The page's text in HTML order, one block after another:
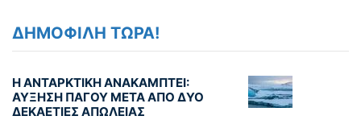
ΔΗΜΟΦΙΛΗ ΤΩΡΑ!
Η ΑΝΤΑΡΚΤΙΚΗ ΑΝΑΚΑΜΠΤΕΙ:
ΑΥΞΗΣΗ ΠΑΓΟΥ ΜΕΤΑ ΑΠΟ ΔΥΟ
ΔΕΚΑΕΤΙΕΣ ΑΠΩΛΕΙΑΣ